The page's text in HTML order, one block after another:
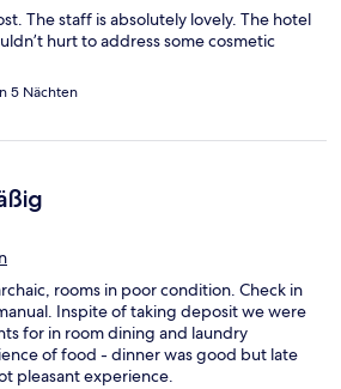
The staff is absolutely lovely. The hotel
hurt to address some cosmetic
5 Nächten
rooms in poor condition. Check in
Inspite of taking deposit we were
for in room dining and laundry
of food - dinner was good but late
pleasant experience.